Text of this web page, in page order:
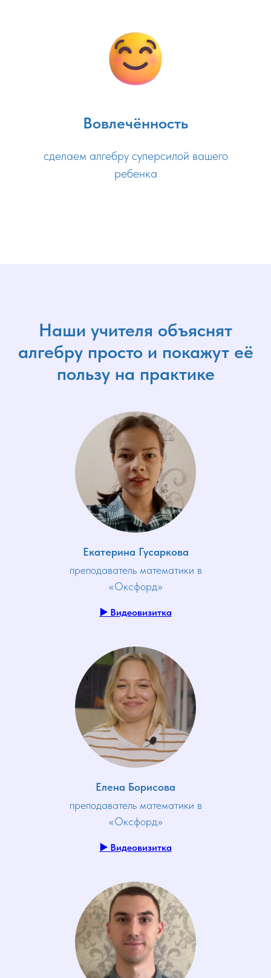
Вовлечённость
сделаем алгебру суперсилой вашего
ребенка
Наши учителя объяснят
алгебру просто и покажут её
пользу на практике
Екатерина Гусаркова
преподаватель математики в
«Оксфорд»
▶️ Видеовизитка
Елена Борисова
преподаватель математики в
«Оксфорд»
▶️ Видеовизитка